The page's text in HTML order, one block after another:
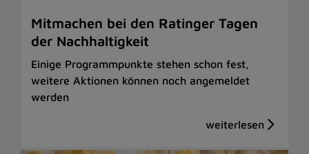
Mitmachen bei den Ratinger Tagen
der Nachhaltigkeit
Einige Programmpunkte stehen schon fest,
weitere Aktionen können noch angemeldet
werden